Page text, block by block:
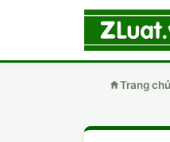
Trang chủ